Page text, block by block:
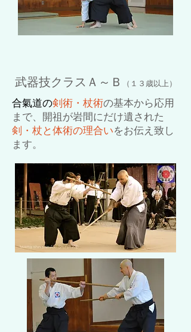
武器技クラスＡ～Ｂ （１３歳以上）
合氣道の剣術・杖術の基本から応用
まで、開祖が岩間にだけ遺された
剣・杖と体術の理合いをお伝え致し
ます。